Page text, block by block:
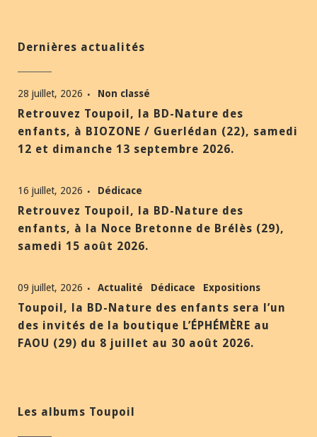
Dernières actualités
28 juillet, 2026 Non classé
Retrouvez Toupoil, la BD-Nature des
enfants, à BIOZONE / Guerlédan (22), samedi
12 et dimanche 13 septembre 2026.
16 juillet, 2026 Dédicace
Retrouvez Toupoil, la BD-Nature des
enfants, à la Noce Bretonne de Brélès (29),
samedi 15 août 2026.
09 juillet, 2026 Actualité Dédicace Expositions
Toupoil, la BD-Nature des enfants sera l’un
des invités de la boutique L’ÉPHÉMÈRE au
FAOU (29) du 8 juillet au 30 août 2026.
Les albums Toupoil